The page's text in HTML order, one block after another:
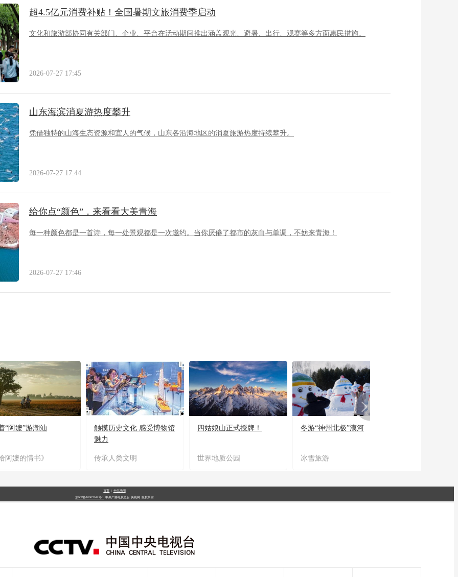
超4.5亿元消费补贴！全国暑期文旅消费季启动
文化和旅游部协同有关部门、企业、平台在活动期间推出涵盖观光、避暑、出行、观赛等多方面惠民措施。
2026-07-27 17:45
山东海滨消夏游热度攀升
凭借独特的山海生态资源和宜人的气候，山东各沿海地区的消夏旅游热度持续攀升。
2026-07-27 17:44
给你点“颜色”，来看看大美青海
每一种颜色都是一首诗，每一处景观都是一次邀约。当你厌倦了都市的灰白与单调，不妨来青海！
2026-07-27 17:46
“阿嬷”游潮汕
阿嬷的情书》
触摸历史文化 感受博物馆
魅力
传承人类文明
四姑娘山正式授牌！
世界地质公园
冬游“神州北极”漠河
冰雪旅游
首页 全站地图
京ICP备10003349号-1 中央广播电视总台 央视网 版权所有